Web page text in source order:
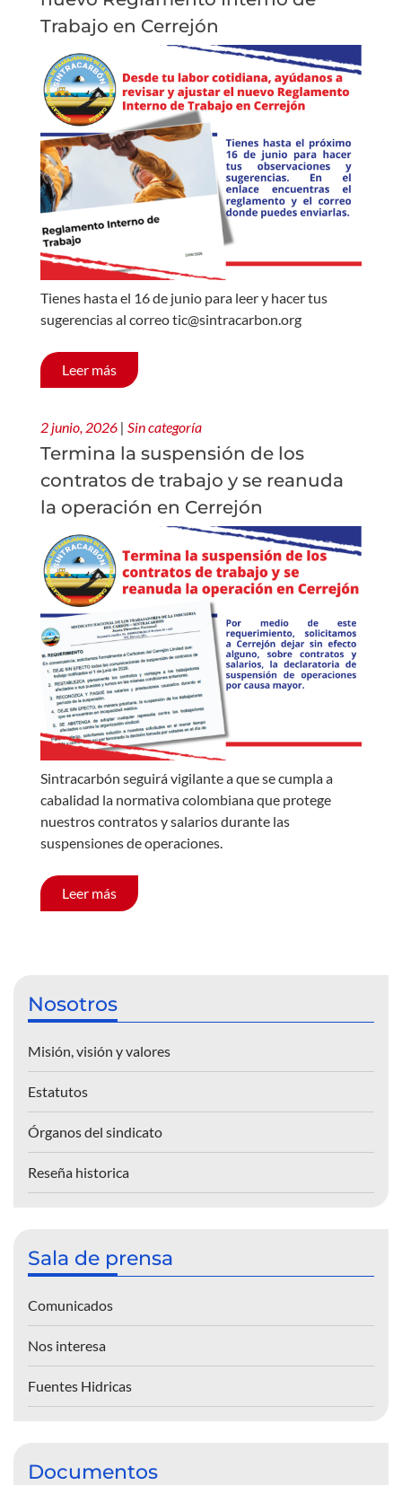
Trabajo en Cerrejón
Tienes hasta el 16 de junio para leer y hacer tus
sugerencias al correo tic@sintracarbon.org
Leer más
2 junio, 2026 | Sin categoría
Termina la suspensión de los
contratos de trabajo y se reanuda
la operación en Cerrejón
Sintracarbón seguirá vigilante a que se cumpla a
cabalidad la normativa colombiana que protege
nuestros contratos y salarios durante las
suspensiones de operaciones.
Leer más
Nosotros
Misión, visión y valores
Estatutos
Órganos del sindicato
Reseña historica
Sala de prensa
Comunicados
Nos interesa
Fuentes Hidricas
Documentos